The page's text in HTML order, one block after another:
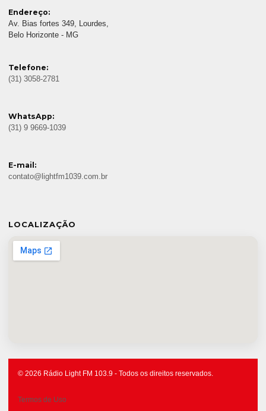
Endereço:
Av. Bias fortes 349, Lourdes,
Belo Horizonte - MG
Telefone:
(31) 3058-2781
WhatsApp:
(31) 9 9669-1039
E-mail:
contato@lightfm1039.com.br
LOCALIZAÇÃO
© 2026 Rádio Light FM 103.9 - Todos os direitos reservados.
Termos de Uso